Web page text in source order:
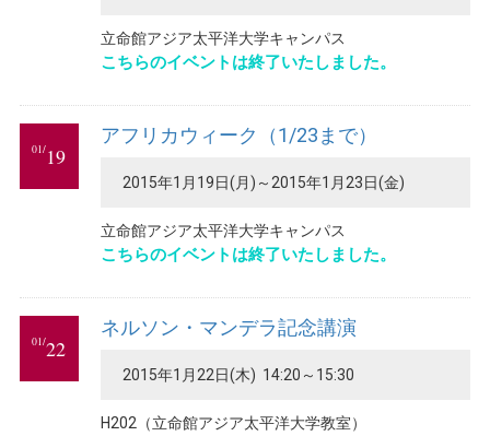
立命館アジア太平洋大学キャンパス
こちらのイベントは終了いたしました。
01/19
アフリカウィーク（1/23まで）
2015年1月19日(月)～2015年1月23日(金)
立命館アジア太平洋大学キャンパス
こちらのイベントは終了いたしました。
01/22
ネルソン・マンデラ記念講演
2015年1月22日(木) 14:20～15:30
H202（立命館アジア太平洋大学教室）